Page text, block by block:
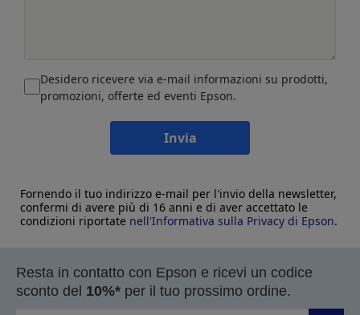
Desidero ricevere via e-mail informazioni su prodotti,
promozioni, offerte ed eventi Epson.
Invia
Fornendo il tuo indirizzo e-mail per l'invio della newsletter,
confermi di avere più di 16 anni e di aver accettato le
condizioni riportate nell'Informativa sulla Privacy di Epson.
Resta in contatto con Epson e ricevi un codice
sconto del 10%* per il tuo prossimo ordine.